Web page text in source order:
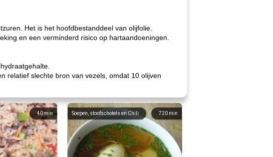
Het is het hoofdbestanddeel van olijfolie.
en een verminderd risico op hartaandoeningen.
relatief slechte bron van vezels, omdat 10 olijven
40min 720 min
Soepen, stoofschotels en Chili